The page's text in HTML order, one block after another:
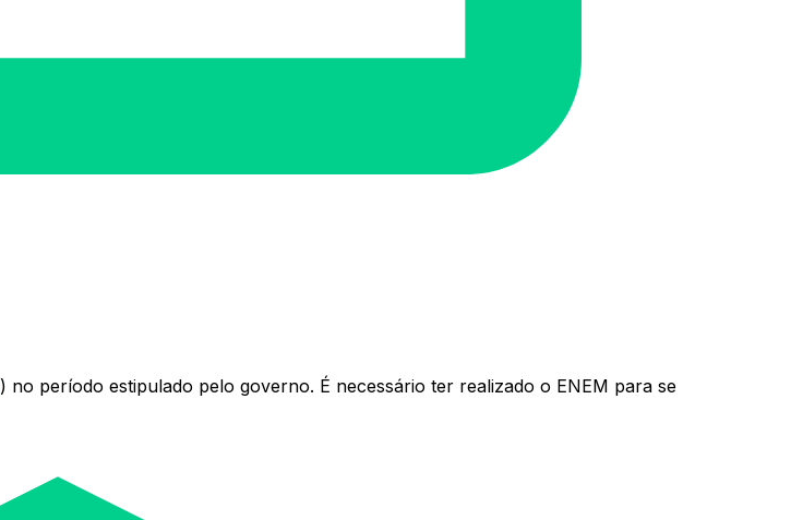
) no período estipulado pelo governo. É necessário ter realizado o ENEM para se